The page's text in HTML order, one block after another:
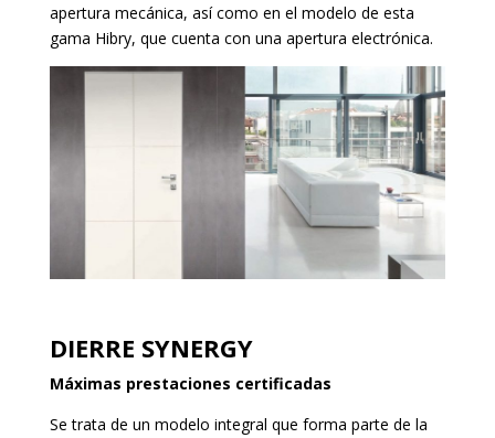
apertura mecánica, así como en el modelo de esta
gama Hibry, que cuenta con una apertura electrónica.
DIERRE SYNERGY
Máximas prestaciones certificadas
Se trata de un modelo integral que forma parte de la